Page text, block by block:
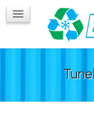
Guindastes e
Contatos